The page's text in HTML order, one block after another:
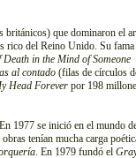
británicos) que dominaron el
rico del Reino Unido. Su fama
in the Mind of Someone
al contado (filas de círculos
Head Forever por 198
1977 se inició en el mundo
tenían mucha carga
. En 1979 fundó el